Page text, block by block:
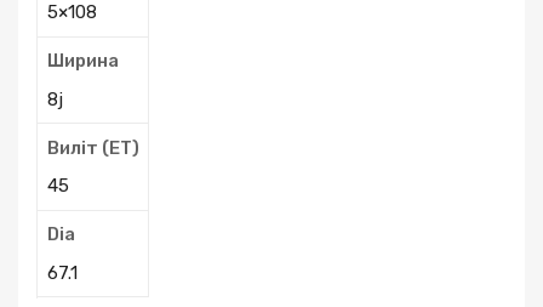
5×108
Ширина
8j
Виліт (ЕТ)
45
Dia
67.1